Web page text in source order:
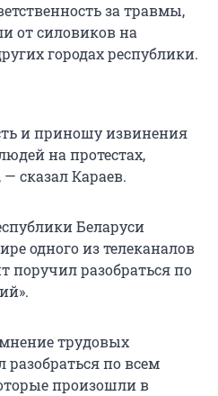
за травмы,
от силовиков на
городах республики.
и приношу извинения
на протестах,
сказал Караев.
Беларуси
одного из телеканалов
поручил разобраться по
трудовых
по всем
произошли в